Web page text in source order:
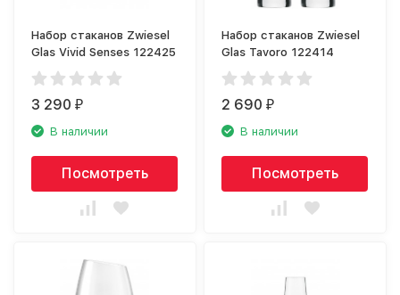
Набор стаканов Zwiesel
Glas Vivid Senses 122425
3 290₽
В наличии
Посмотреть
Набор стаканов Zwiesel
Glas Tavoro 122414
2 690₽
В наличии
Посмотреть